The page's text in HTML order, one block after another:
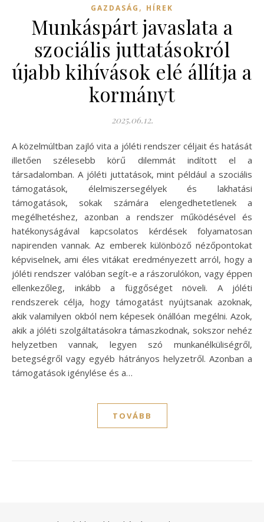
GAZDASÁG , HÍREK
Munkáspárt javaslata a
szociális juttatásokról
újabb kihívások elé állítja a
kormányt
2025.06.12.
A közelmúltban zajló vita a jóléti rendszer céljait és hatását
illetően szélesebb körű dilemmát indított el a
társadalomban. A jóléti juttatások, mint például a szociális
támogatások, élelmiszersegélyek és lakhatási
támogatások, sokak számára elengedhetetlenek a
megélhetéshez, azonban a rendszer működésével és
hatékonyságával kapcsolatos kérdések folyamatosan
napirenden vannak. Az emberek különböző nézőpontokat
képviselnek, ami éles vitákat eredményezett arról, hogy a
jóléti rendszer valóban segít-e a rászorulókon, vagy éppen
ellenkezőleg, inkább a függőséget növeli. A jóléti
rendszerek célja, hogy támogatást nyújtsanak azoknak,
akik valamilyen okból nem képesek önállóan megélni. Azok,
akik a jóléti szolgáltatásokra támaszkodnak, sokszor nehéz
helyzetben vannak, legyen szó munkanélküliségről,
betegségről vagy egyéb hátrányos helyzetről. Azonban a
támogatások igénylése és a…
TOVÁBB